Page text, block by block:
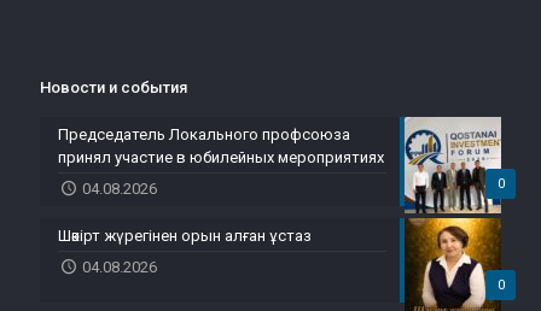
Новости и события
0
Председатель Локального профсоюза
принял участие в юбилейных мероприятиях
04.08.2026
0
Шәкірт жүрегінен орын алған ұстаз
04.08.2026